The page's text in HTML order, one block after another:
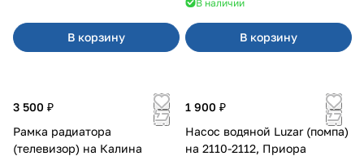
В корзину
В наличии
В корзину
3 500 ₽
Рамка радиатора
(телевизор) на Калина
1 900 ₽
Насос водяной Luzar (помпа)
на 2110-2112, Приора